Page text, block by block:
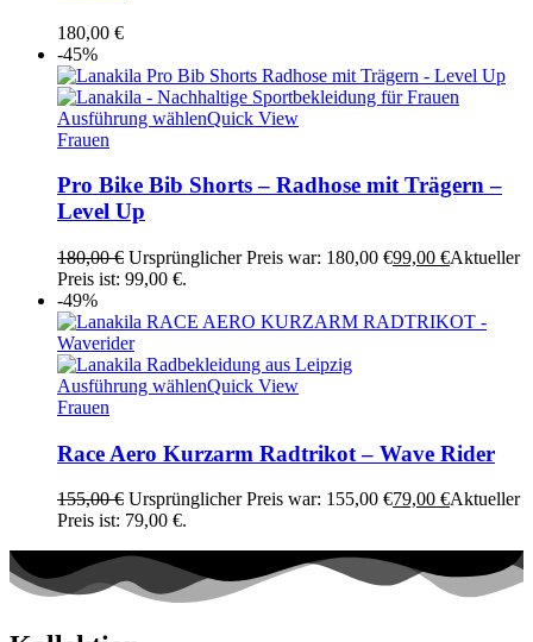
180,00 €
-45%
Ausführung wählenQuick View
Frauen
Pro Bike Bib Shorts – Radhose mit Trägern –
Level Up
180,00€ Ursprünglicher Preis war: 180,00 €99,00 €Aktueller
Preis ist: 99,00 €.
-49%
Ausführung wählenQuick View
Frauen
Race Aero Kurzarm Radtrikot – Wave Rider
155,00€ Ursprünglicher Preis war: 155,00 €79,00 €Aktueller
Preis ist: 79,00 €.